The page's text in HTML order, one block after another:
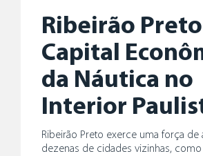
Ribeirão
Capital
da Náutica no
Interior
Ribeirão Preto exerce uma força de
dezenas de cidades vizinhas, como